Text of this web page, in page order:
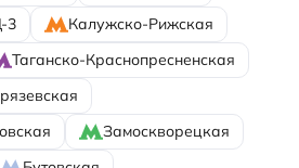
3
Калужско-Рижская
Таганско-Краснопресненская
Замоскворецкая